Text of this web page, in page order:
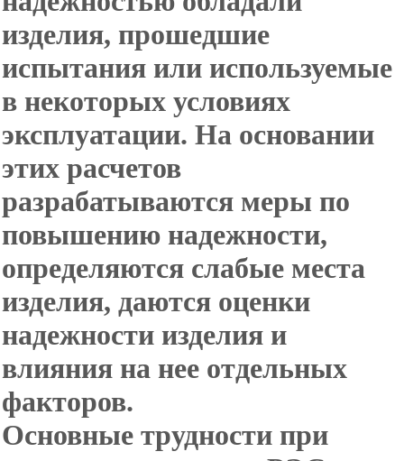
изделия, прошедшие
испытания или используемые
в некоторых условиях
эксплуатации. На основании
этих расчетов
разрабатываются меры по
повышению надежности,
определяются слабые места
изделия, даются оценки
надежности изделия и
влияния на нее отдельных
факторов.
Основные трудности при